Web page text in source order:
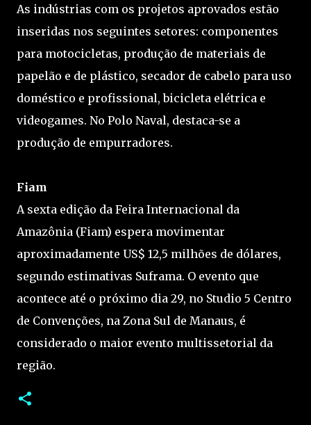
As indústrias com os projetos aprovados estão
inseridas nos seguintes setores: componentes
para motocicletas, produção de materiais de
papelão e de plástico, secador de cabelo para uso
doméstico e profissional, bicicleta elétrica e
videogames. No Polo Naval, destaca-se a
produção de empurradores.
Fiam
A sexta edição da Feira Internacional da
Amazônia (Fiam) espera movimentar
aproximadamente US$ 12,5 milhões de dólares,
segundo estimativas Suframa. O evento que
acontece até o próximo dia 29, no Studio 5 Centro
de Convenções, na Zona Sul de Manaus, é
considerado o maior evento multissetorial da
região.